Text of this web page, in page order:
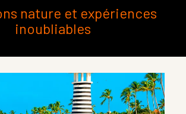
nature et expériences
inoubliables